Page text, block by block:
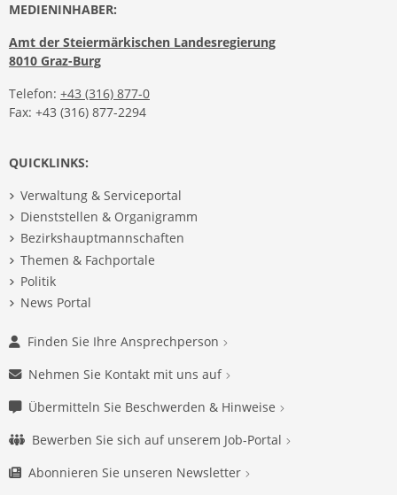
MEDIENINHABER:
Amt der Steiermärkischen Landesregierung
8010 Graz-Burg
Telefon: +43 (316) 877-0
Fax: +43 (316) 877-2294
QUICKLINKS:
Verwaltung & Serviceportal
Dienststellen & Organigramm
Bezirkshauptmannschaften
Themen & Fachportale
Politik
News Portal
Finden Sie Ihre Ansprechperson
Nehmen Sie Kontakt mit uns auf
Übermitteln Sie Beschwerden & Hinweise
Bewerben Sie sich auf unserem Job-Portal
Abonnieren Sie unseren Newsletter